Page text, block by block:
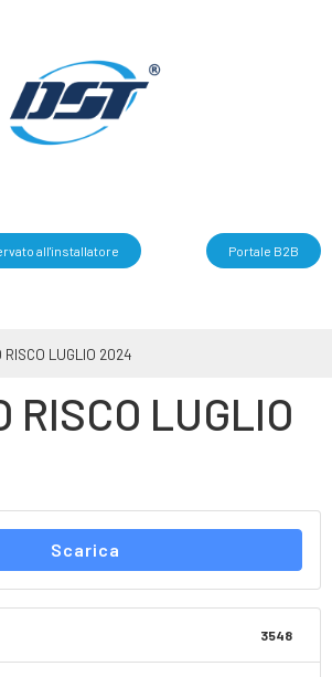
all'installatore Portale B2B
RISCO LUGLIO 2024
RISCO LUGLIO
Scarica
3548